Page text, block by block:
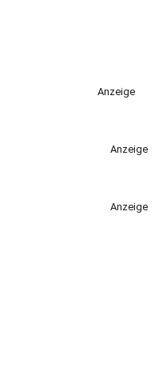
Anzeige
Anzeige
Anzeige